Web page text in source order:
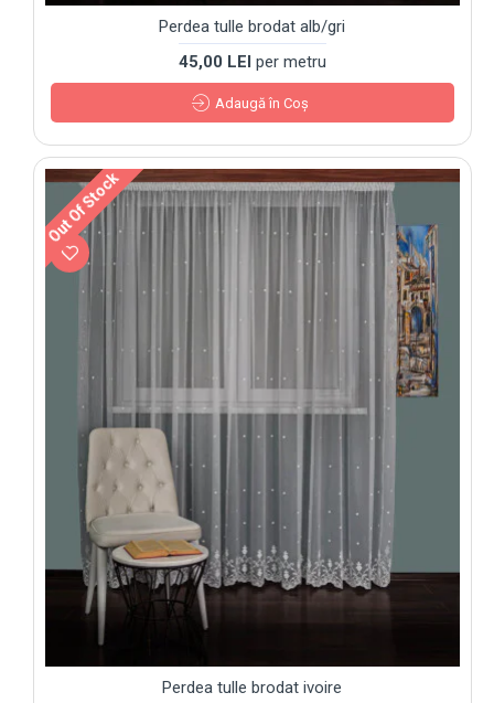
Perdea tulle brodat alb/gri
45,00 LEI per metru
Adaugă în Coş
Out Of Stock
Perdea tulle brodat ivoire